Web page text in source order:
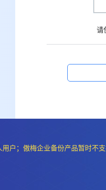
请
户；傲梅企业备份产品暂时不支